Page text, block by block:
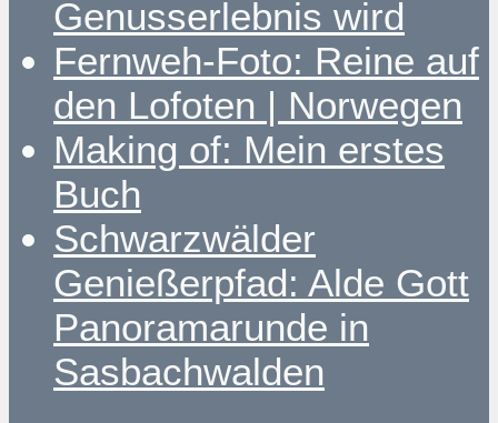
Genusserlebnis wird
Fernweh-Foto: Reine auf
den Lofoten | Norwegen
Making of: Mein erstes
Buch
Schwarzwälder
Genießerpfad: Alde Gott
Panoramarunde in
Sasbachwalden